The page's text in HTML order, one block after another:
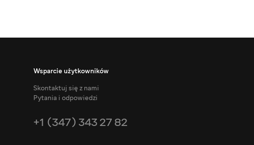
Wsparcie użytkowników
Skontaktuj się z nami
Pytania i odpowiedzi
+1 (347) 343 27 82